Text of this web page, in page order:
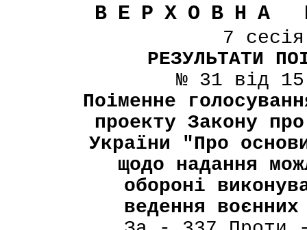
ВЕРХОВНА
7
РЕЗУЛЬТАТИ
№ 31 від
Поіменне
проекту Закону
України "Про
щодо надання
обороні
ведення